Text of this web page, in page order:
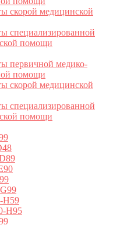
скорой медицинской
специализированной
помощи
первичной медико-
помощи
скорой медицинской
специализированной
помощи
H59
H95